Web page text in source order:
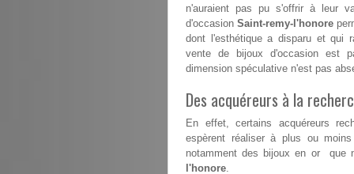
n'auraient pas pu s'offrir à leur
d'occasionSaint-remy-l'honore
dont l'esthétique a disparu et qui
vente de bijoux d'occasion est
dimension spéculative n'est pas
Des acquéreurs à la
En effet, certains acquéreurs
espèrent réaliser à plus ou
notamment des bijoux en or que
l'honore